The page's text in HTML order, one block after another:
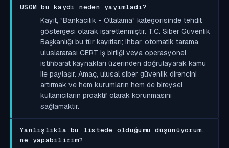
USOM bu kaydı neden yayımladı?
Kayıt, "Bankacılık - Oltalama" kategorisinde tehdit
göstergesi olarak işaretlenmiştir. T.C. Siber Güvenlik
Başkanlığı bu tür kayıtları; ihbar, otomatik tarama,
uluslararası CERT iş birliği veya operasyonel
istihbarat kaynakları üzerinden doğrulayarak kamu
ile paylaşır. Amaç, ulusal siber güvenlik direncini
artırmak ve hem kurumların hem de bireysel
kullanıcıların proaktif olarak korunmasını
sağlamaktır.
Yanlışlıkla bu listede olduğumu düşünüyorum,
ne yapabilirim?